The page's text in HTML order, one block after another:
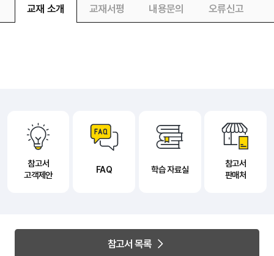
교재 소개 교재서평 내용문의 오류신고
참고서
고객제안
FAQ 학습 자료실
참고서
판매처
참고서 목록